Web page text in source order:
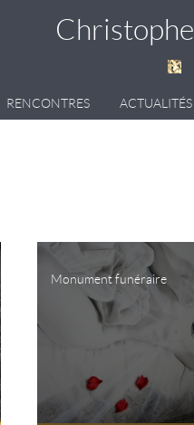
RENCONTRES ACTUALITÉS
Monument funéraire